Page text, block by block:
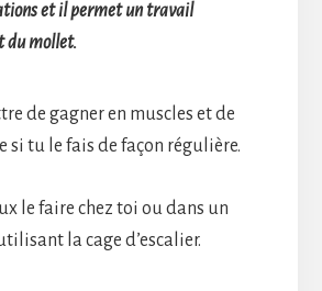
et il permet un travail
du mollet.
de gagner en muscles et de
si tu le fais de façon régulière.
le faire chez toi ou dans un
la cage d’escalier.